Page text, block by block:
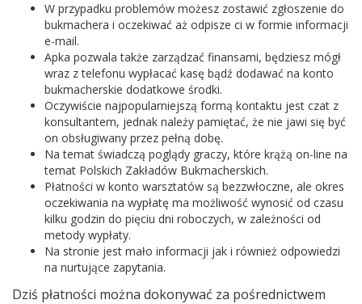
W przypadku problemów możesz zostawić zgłoszenie do
bukmachera i oczekiwać aż odpisze ci w formie informacji
e-mail.
Apka pozwala także zarządzać finansami, będziesz mógł
wraz z telefonu wypłacać kasę bądź dodawać na konto
bukmacherskie dodatkowe środki.
Oczywiście najpopularniejszą formą kontaktu jest czat z
konsultantem, jednak należy pamiętać, że nie jawi się być
on obsługiwany przez pełną dobę.
Na temat świadczą poglądy graczy, które krążą on-line na
temat Polskich Zakładów Bukmacherskich.
Płatności w konto warsztatów są bezzwłoczne, ale okres
oczekiwania na wypłatę ma możliwość wynosić od czasu
kilku godzin do pięciu dni roboczych, w zależności od
metody wypłaty.
Na stronie jest mało informacji jak i również odpowiedzi
na nurtujące zapytania.
Dziś płatności można dokonywać za pośrednictwem